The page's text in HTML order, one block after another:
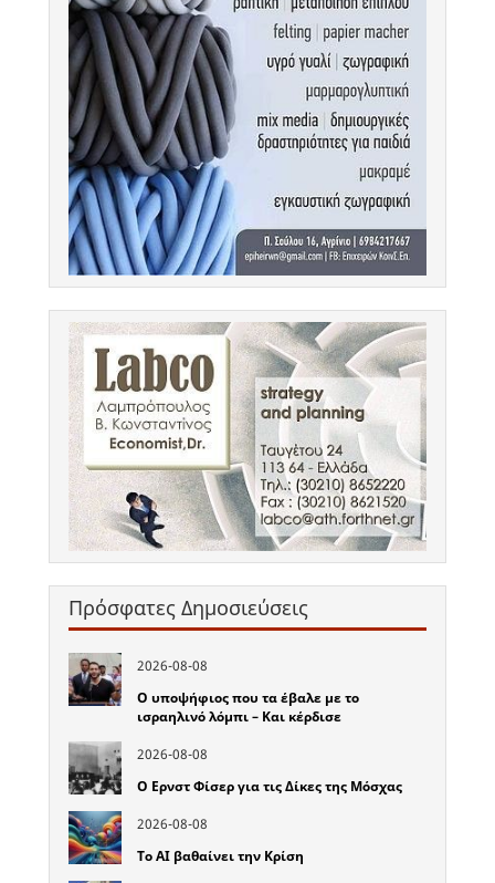
Πρόσφατες Δημοσιεύσεις
2026-08-08
Ο υποψήφιος που τα έβαλε με το
ισραηλινό λόμπι – Και κέρδισε
2026-08-08
Ο Ερνστ Φίσερ για τις Δίκες της Μόσχας
2026-08-08
Το ΑΙ βαθαίνει την Κρίση